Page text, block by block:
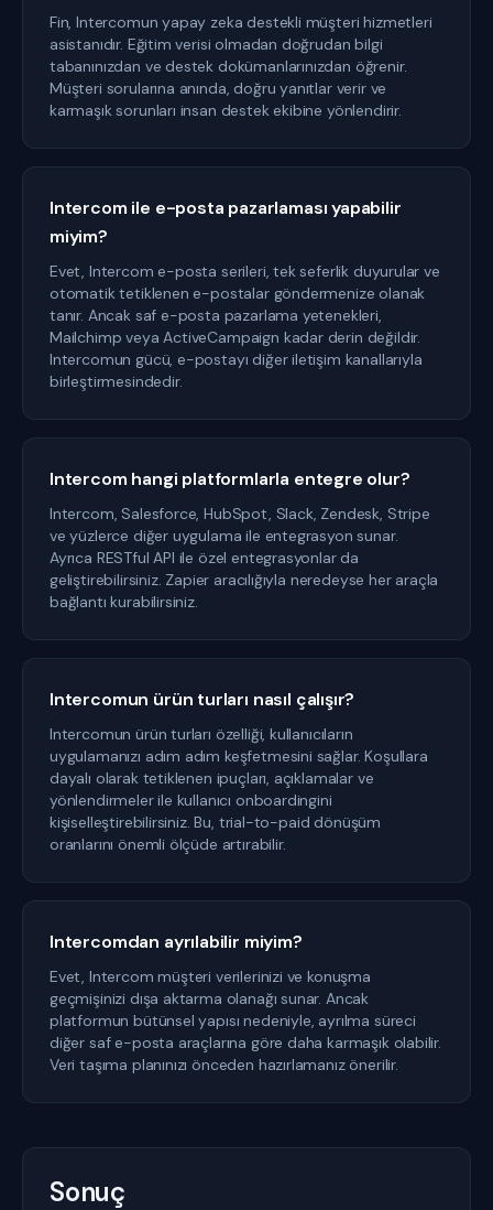
Fin, Intercomun yapay zeka destekli müşteri hizmetleri
asistanıdır. Eğitim verisi olmadan doğrudan bilgi
tabanınızdan ve destek dokümanlarınızdan öğrenir.
Müşteri sorularına anında, doğru yanıtlar verir ve
karmaşık sorunları insan destek ekibine yönlendirir.
Intercom ile e-posta pazarlaması yapabilir
miyim?
Evet, Intercom e-posta serileri, tek seferlik duyurular ve
otomatik tetiklenen e-postalar göndermenize olanak
tanır. Ancak saf e-posta pazarlama yetenekleri,
Mailchimp veya ActiveCampaign kadar derin değildir.
Intercomun gücü, e-postayı diğer iletişim kanallarıyla
birleştirmesindedir.
Intercom hangi platformlarla entegre olur?
Intercom, Salesforce, HubSpot, Slack, Zendesk, Stripe
ve yüzlerce diğer uygulama ile entegrasyon sunar.
Ayrıca RESTful API ile özel entegrasyonlar da
geliştirebilirsiniz. Zapier aracılığıyla neredeyse her araçla
bağlantı kurabilirsiniz.
Intercomun ürün turları nasıl çalışır?
Intercomun ürün turları özelliği, kullanıcıların
uygulamanızı adım adım keşfetmesini sağlar. Koşullara
dayalı olarak tetiklenen ipuçları, açıklamalar ve
yönlendirmeler ile kullanıcı onboardingini
kişiselleştirebilirsiniz. Bu, trial-to-paid dönüşüm
oranlarını önemli ölçüde artırabilir.
Intercomdan ayrılabilir miyim?
Evet, Intercom müşteri verilerinizi ve konuşma
geçmişinizi dışa aktarma olanağı sunar. Ancak
platformun bütünsel yapısı nedeniyle, ayrılma süreci
diğer saf e-posta araçlarına göre daha karmaşık olabilir.
Veri taşıma planınızı önceden hazırlamanız önerilir.
Sonuç